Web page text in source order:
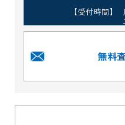
【受付時間】
無料